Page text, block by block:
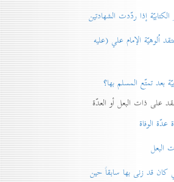
إذا ردّدت الشهادتين
الإمام علي (عليه
تمتّع المسلم بها؟
على ذات البعل أو العدّة
الوفاة
قد زنی بها سابقاً حين